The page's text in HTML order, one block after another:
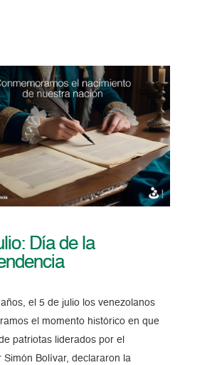
Día de la
años, el 5 de julio los venezolanos
el momento histórico en que
patriotas liderados por el
Simón Bolívar, declararon la